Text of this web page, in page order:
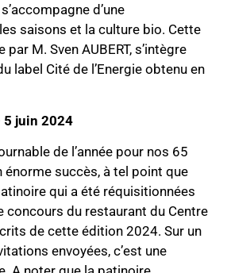
d’une
saisons et la culture bio. Cette
M. Sven AUBERT, s’intègre
label Cité de l’Energie obtenu en
5 juin 2024
de l’année pour nos 65
énorme succès, à tel point que
qui a été réquisitionnées
concours du restaurant du Centre
de cette édition 2024. Sur un
envoyées, c’est une